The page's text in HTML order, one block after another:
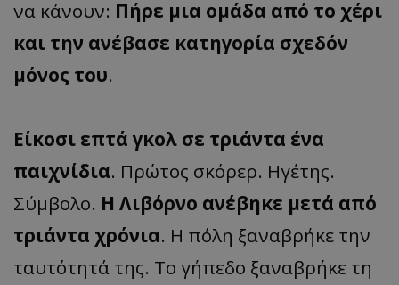
να κάνουν: Πήρε μια ομάδα από το χέρι
και την ανέβασε κατηγορία σχεδόν
μόνος του.
Είκοσι επτά γκολ σε τριάντα ένα
παιχνίδια. Πρώτος σκόρερ. Ηγέτης.
Σύμβολο. Η Λιβόρνο ανέβηκε μετά από
τριάντα χρόνια. Η πόλη ξαναβρήκε την
ταυτότητά της. Το γήπεδο ξαναβρήκε τη